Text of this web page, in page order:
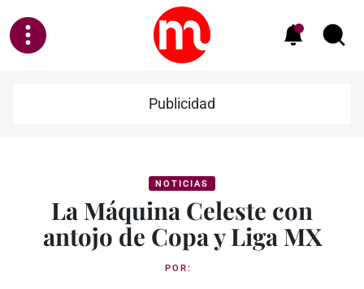
Publicidad
NOTICIAS
La Máquina Celeste con
antojo de Copa y Liga MX
POR: